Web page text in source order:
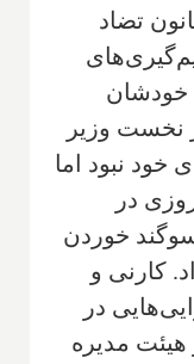
تضاد
خودشان
روز پس از نخست وزیر
خود نبود اما
در
خوردن
کارنی و
در
هیئت مدیره